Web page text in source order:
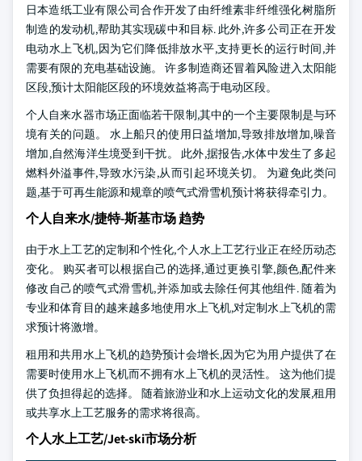
日本造纸工业有限公司合作开发了由纤维素非纤维强化树脂所
制造的发动机,帮助其实现碳中和目标. 此外,许多公司正在开发
电动水上飞机,因为它们降低排放水平,支持更长的运行时间,并
需要有限的充电基础设施。 许多制造商还冒着风险进入太阳能
区段,预计太阳能区段的环境效益将高于电动区段。
个人自来水器市场正面临若干限制,其中的一个主要限制是与环
境有关的问题。 水上船只的使用日益增加,导致排放增加,噪音
增加,自然海洋生境受到干扰。 此外,据报告,水体中发生了多起
燃料外溢事件,导致水污染,从而引起环境关切。 为避免此类问
题,基于可再生能源和规章的喷气式滑雪机预计将获得牵引力。
个人自来水/捷特-斯基市场 趋势
由于水上工艺的定制和个性化,个人水上工艺行业正在经历动态
变化。 购买者可以根据自己的选择,通过更换引擎,颜色,配件来
修改自己的喷气式滑雪机,并添加或去除任何其他组件. 随着为
专业和体育目的越来越多地使用水上飞机,对定制水上飞机的需
求预计将激增。
租用和共用水上飞机的趋势预计会增长,因为它为用户提供了在
需要时使用水上飞机而不拥有水上飞机的灵活性。 这为他们提
供了负担得起的选择。 随着旅游业和水上运动文化的发展,租用
或共享水上工艺服务的需求将很高。
个人水上工艺/Jet-ski市场分析